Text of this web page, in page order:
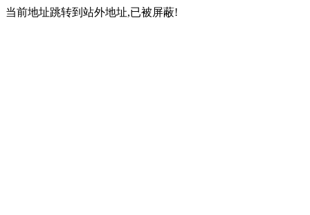
当前地址跳转到站外地址,已被屏蔽!